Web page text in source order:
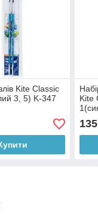
Kite Classic
3, 5) K-347
Kite
10,
135